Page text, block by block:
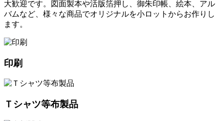
大歓迎です。図面製本や活版箔押し、御朱印帳、絵本、アル
バムなど、様々な商品でオリジナルを小ロットからお作りし
ます。
印刷
Ｔシャツ等布製品